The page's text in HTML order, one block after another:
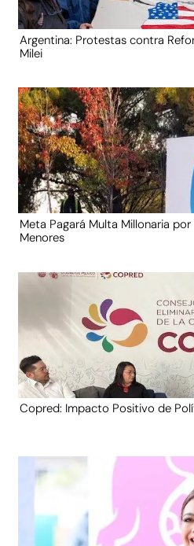
Argentina: Protestas contra
Milei
Meta Pagará Multa Millonaria
Menores
Copred: Impacto Positivo de